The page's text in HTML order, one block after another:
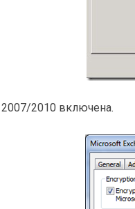
2010 включена.